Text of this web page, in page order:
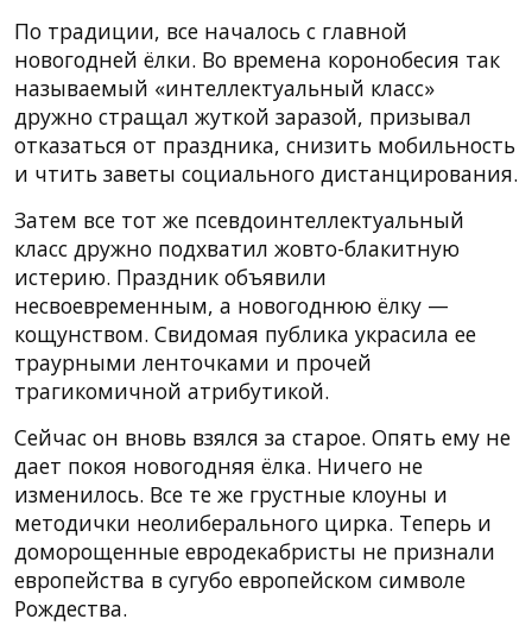
По традиции, все началось с главной
новогодней ёлки. Во времена коронобесия так
называемый «интеллектуальный класс»
дружно стращал жуткой заразой, призывал
отказаться от праздника, снизить мобильность
и чтить заветы социального дистанцирования.
Затем все тот же псевдоинтеллектуальный
класс дружно подхватил жовто-блакитную
истерию. Праздник объявили
несвоевременным, а новогоднюю ёлку —
кощунством. Свидомая публика украсила ее
траурными ленточками и прочей
трагикомичной атрибутикой.
Сейчас он вновь взялся за старое. Опять ему не
дает покоя новогодняя ёлка. Ничего не
изменилось. Все те же грустные клоуны и
методички неолиберального цирка. Теперь и
доморощенные евродекабристы не признали
европейства в сугубо европейском символе
Рождества.